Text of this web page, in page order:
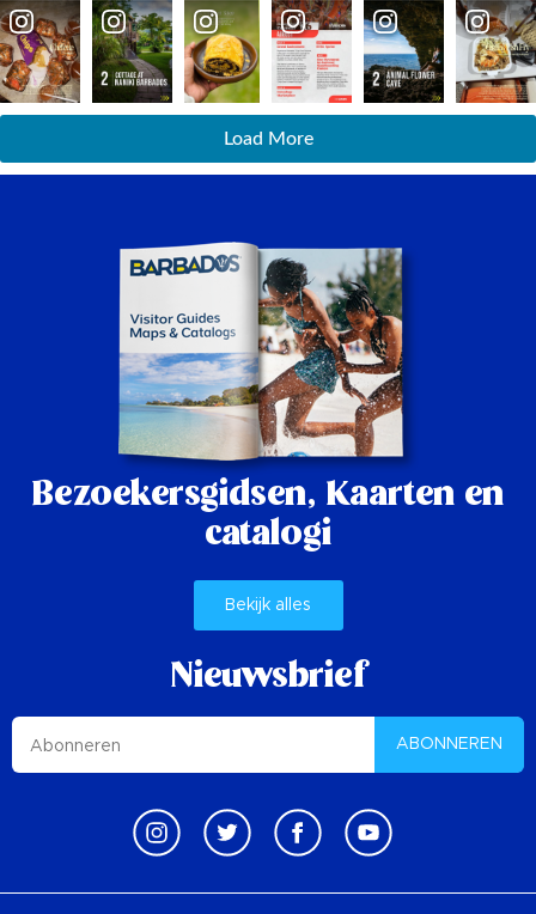
Load More
Bezoekersgidsen, Kaarten en
catalogi
Bekijk alles
Nieuwsbrief
ABONNEREN